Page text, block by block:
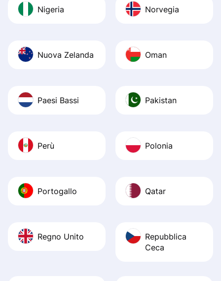
Nigeria Norvegia
Nuova Zelanda Oman
Paesi Bassi Pakistan
Perù Polonia
Portogallo Qatar
Regno Unito
Repubblica
Ceca